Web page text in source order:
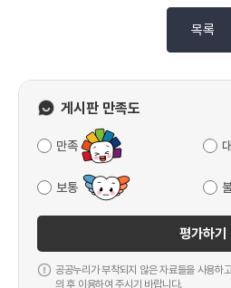
목록
게시판 만족도
만족
보통
평가하기
공공누리가 부착되지 않은 자료들을 사용하
의 후 이용하여 주시기 바랍니다.